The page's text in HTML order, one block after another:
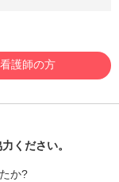
看護師の方
ください。
か?